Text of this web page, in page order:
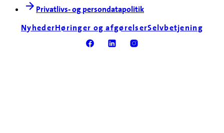
Privatlivs- og persondatapolitik
NyhederHøringer og afgørelserSelvbetjening